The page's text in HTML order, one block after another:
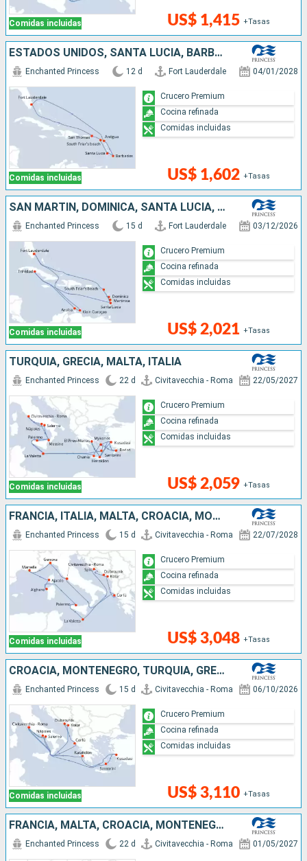
Comidas incluidas US$ 1,415 +Tasas
ESTADOS UNIDOS, SANTA LUCIA, BARBADOS, ANTIGUA Y BARBUDA, SAN MARTÍN
Comidas incluidas
Enchanted Princess 12 d Fort Lauderdale 04/01/2028
US$ 1,602 +Tasas
Crucero Premium
Cocina refinada
Comidas incluidas
SAN MARTÍN, DOMINICA, SANTA LUCIA, CUBA, ARUBA, ESTADOS UNIDOS
Comidas incluidas
Enchanted Princess 15 d Fort Lauderdale 03/12/2026
US$ 2,021 +Tasas
Crucero Premium
Cocina refinada
Comidas incluidas
TURQUÍA, GRECIA, MALTA, ITALIA
Comidas incluidas
Enchanted Princess 22 d Civitavecchia - Roma 22/05/2027
US$ 2,059 +Tasas
Crucero Premium
Cocina refinada
Comidas incluidas
FRANCIA, ITALIA, MALTA, CROACIA, MONTENEGRO, GRECIA
Comidas incluidas
Enchanted Princess 15 d Civitavecchia - Roma 22/07/2028
US$ 3,048 +Tasas
Crucero Premium
Cocina refinada
Comidas incluidas
CROACIA, MONTENEGRO, TURQUÍA, GRECIA, ITALIA
Comidas incluidas
Enchanted Princess 15 d Civitavecchia - Roma 06/10/2026
US$ 3,110 +Tasas
Crucero Premium
Cocina refinada
Comidas incluidas
FRANCIA, MALTA, CROACIA, MONTENEGRO, GRECIA, TURQUÍA, ITALIA
Enchanted Princess 22 d Civitavecchia - Roma 01/05/2027